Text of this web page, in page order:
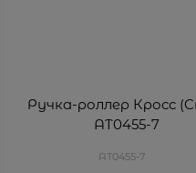
Ручка-роллер Кросс
AT0455-7
AT0455-7